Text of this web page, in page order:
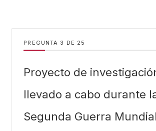
PREGUNTA DE 25
Proyecto de
llevado a cabo durante
Segunda Guerra